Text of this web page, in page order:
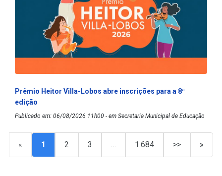
Prêmio Heitor Villa-Lobos abre inscrições para a 8ª
edição
Publicado em: 06/08/2026 11h00 - em Secretaria Municipal de Educação
« 1 2 3 … 1.684 >> »